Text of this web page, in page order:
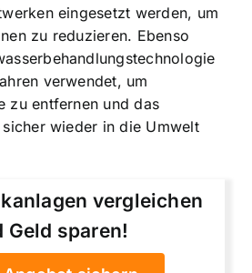
eingesetzt werden, um
zu reduzieren. Ebenso
verwendet, um
zu entfernen und das
wieder in die Umwelt
vergleichen
Geld sparen!